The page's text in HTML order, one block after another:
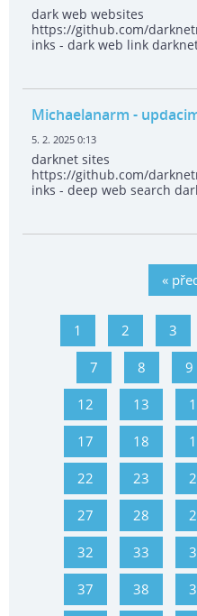
dark web websites
https://github.com/
inks - dark web link
Michaelanarm -
5. 2. 2025 0:13
darknet sites
https://github.com/
inks - deep web search
«
1 2 3
7 8 9
12 13
17 18
22 23
27 28
32 33
37 38